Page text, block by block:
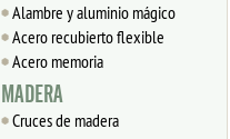
Alambre y aluminio mágico
Acero recubierto flexible
Acero memoria
MADERA
Cruces de madera